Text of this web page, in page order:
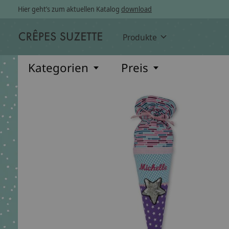
Hier geht’s zum aktuellen Katalog download
Produkte
Kategorien Preis